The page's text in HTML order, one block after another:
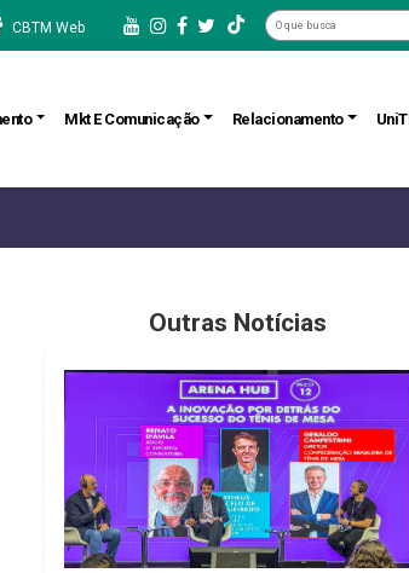
CBTM Web
Mkt E Comunicação Relacionamento
Outras Notícias